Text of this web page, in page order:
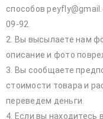
способов
09-92.
2. Вы высылаете нам
описание и фото
3. Вы сообщаете
стоимости товара и
переведем деньги.
4. Если вы находитесь